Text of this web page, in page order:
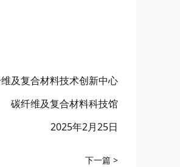
及复合材料技术创新中心
碳纤维及复合材料科技馆
2025年2月25日
下一篇 >